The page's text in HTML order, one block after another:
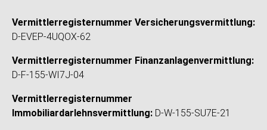
Vermittlerregisternummer Versicherungsvermittlung:
D-EVEP-4UQOX-62
Vermittlerregisternummer Finanzanlagenvermittlung:
D-F-155-WI7J-04
Vermittlerregisternummer
Immobiliardarlehnsvermittlung: D-W-155-SU7E-21